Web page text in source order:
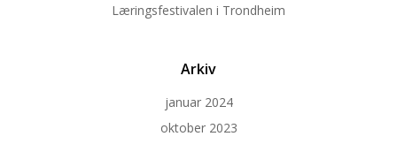
Læringsfestivalen i Trondheim
Arkiv
januar 2024
oktober 2023